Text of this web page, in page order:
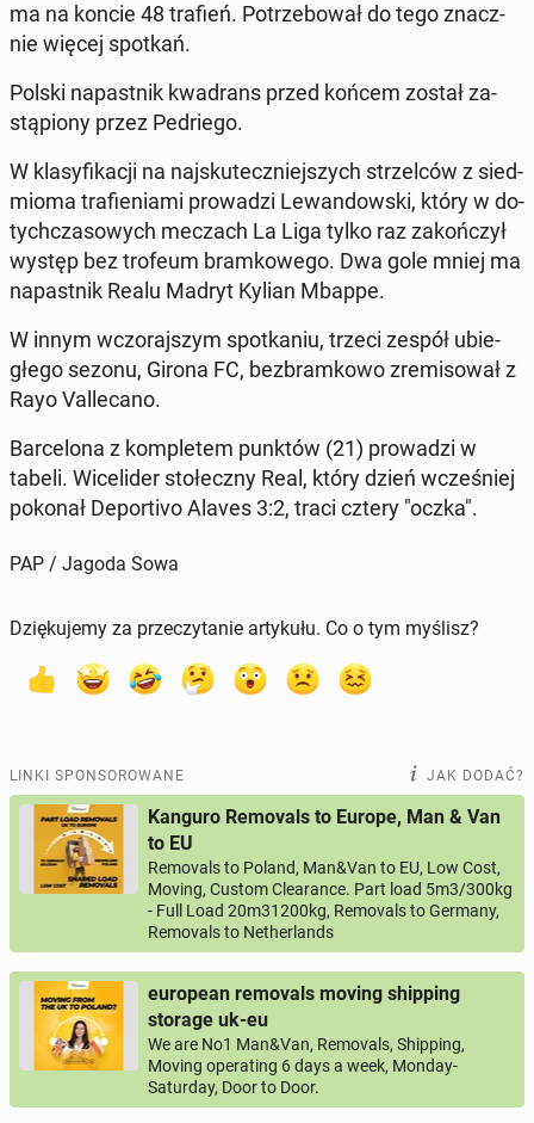
ma na koncie 48 trafień. Po­trze­bo­wał do tego znacz­
nie więcej spotkań.
Polski na­past­nik kwa­drans przed końcem został za­
stą­pio­ny przez Pe­drie­go.
W kla­sy­fi­ka­cji na naj­sku­tecz­niej­szych strzel­ców z sied­
mio­ma tra­fie­nia­mi pro­wa­dzi Le­wan­dow­ski, który w do­
tych­cza­so­wych meczach La Liga tylko raz za­koń­czył
występ bez trofeum bram­ko­we­go. Dwa gole mniej ma
na­past­nik Realu Madryt Kylian Mbappe.
W innym wczo­raj­szym spo­tka­niu, trzeci zespół ubie­
głe­go sezonu, Girona FC, bez­bram­ko­wo zre­mi­so­wał z
Rayo Val­le­ca­no.
Bar­ce­lo­na z kom­ple­tem punktów (21) pro­wa­dzi w
tabeli. Wi­ce­li­der sto­łecz­ny Real, który dzień wcze­śniej
pokonał De­por­ti­vo Alaves 3:2, traci cztery "oczka".
PAP / Jagoda Sowa
Dziękujemy za przeczytanie artykułu. Co o tym myślisz?
LINKI SPONSOROWANE JAK DODAĆ?
Kanguro Removals to Europe, Man & Van
to EU
Removals to Poland, Man&Van to EU, Low Cost,
Moving, Custom Clearance. Part load 5m3/300kg
- Full Load 20m31200kg, Removals to Germany,
Removals to Netherlands
european removals moving shipping
storage uk-eu
We are No1 Man&Van, Removals, Shipping,
Moving operating 6 days a week, Monday-
Saturday, Door to Door.